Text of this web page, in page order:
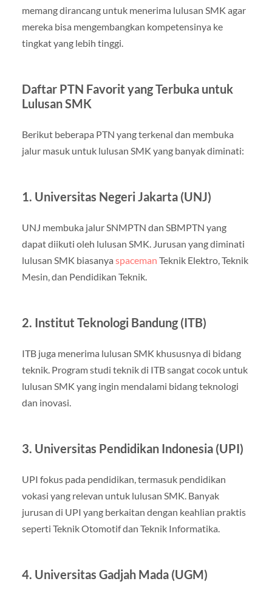
memang dirancang untuk menerima lulusan SMK agar
mereka bisa mengembangkan kompetensinya ke
tingkat yang lebih tinggi.
Daftar PTN Favorit yang Terbuka untuk
Lulusan SMK
Berikut beberapa PTN yang terkenal dan membuka
jalur masuk untuk lulusan SMK yang banyak diminati:
1. Universitas Negeri Jakarta (UNJ)
UNJ membuka jalur SNMPTN dan SBMPTN yang
dapat diikuti oleh lulusan SMK. Jurusan yang diminati
lulusan SMK biasanya spaceman Teknik Elektro, Teknik
Mesin, dan Pendidikan Teknik.
2. Institut Teknologi Bandung (ITB)
ITB juga menerima lulusan SMK khususnya di bidang
teknik. Program studi teknik di ITB sangat cocok untuk
lulusan SMK yang ingin mendalami bidang teknologi
dan inovasi.
3. Universitas Pendidikan Indonesia (UPI)
UPI fokus pada pendidikan, termasuk pendidikan
vokasi yang relevan untuk lulusan SMK. Banyak
jurusan di UPI yang berkaitan dengan keahlian praktis
seperti Teknik Otomotif dan Teknik Informatika.
4. Universitas Gadjah Mada (UGM)